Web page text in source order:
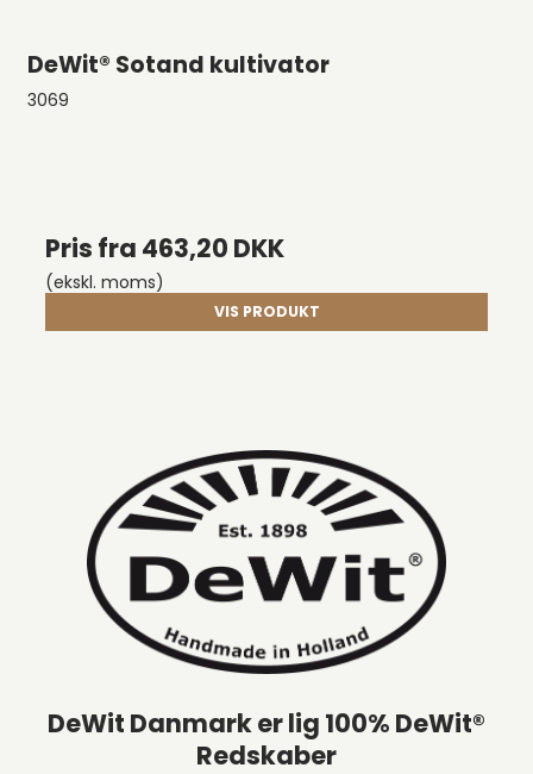
DeWit® Sotand kultivator
3069
Pris fra 463,20 DKK
(ekskl. moms)
VIS PRODUKT
DeWit Danmark er lig 100% DeWit®
Redskaber